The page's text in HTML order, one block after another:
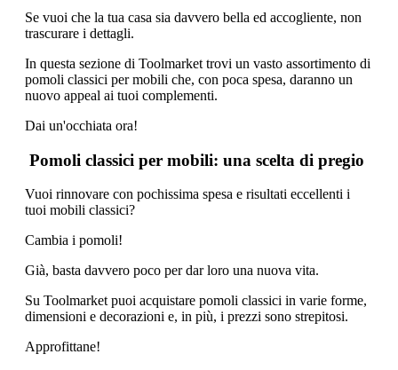
Se vuoi che la tua casa sia davvero bella ed accogliente, non
trascurare i dettagli.
In questa sezione di Toolmarket trovi un vasto assortimento di
pomoli classici per mobili che, con poca spesa, daranno un
nuovo appeal ai tuoi complementi.
Dai un'occhiata ora!
Pomoli classici per mobili: una scelta di pregio
Vuoi rinnovare con pochissima spesa e risultati eccellenti i
tuoi mobili classici?
Cambia i pomoli!
Già, basta davvero poco per dar loro una nuova vita.
Su Toolmarket puoi acquistare pomoli classici in varie forme,
dimensioni e decorazioni e, in più, i prezzi sono strepitosi.
Approfittane!